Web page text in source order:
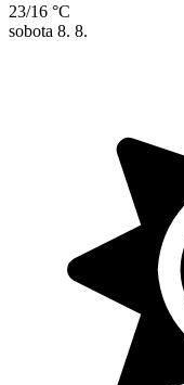
23/16 °C
sobota 8. 8.